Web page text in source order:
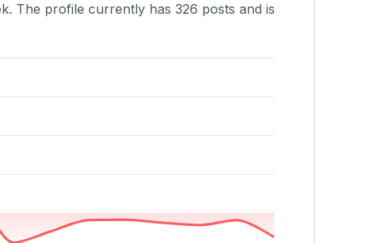
The profile currently has 326 posts and is